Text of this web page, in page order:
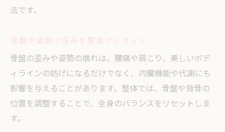
法です。
骨盤の歪みや姿勢の崩れは、腰痛や肩こり、美しいボデ
ィラインの妨げになるだけでなく、内臓機能や代謝にも
影響を与えることがあります。整体では、骨盤や背骨の
位置を調整することで、全身のバランスをリセットしま
す。